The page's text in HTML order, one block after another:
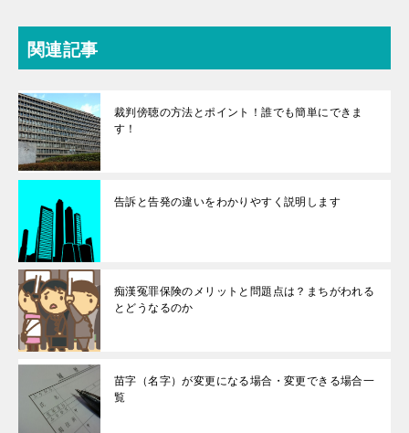
関連記事
裁判傍聴の方法とポイント！誰でも簡単にできま
す！
告訴と告発の違いをわかりやすく説明します
痴漢冤罪保険のメリットと問題点は？まちがわれる
とどうなるのか
苗字（名字）が変更になる場合・変更できる場合一
覧